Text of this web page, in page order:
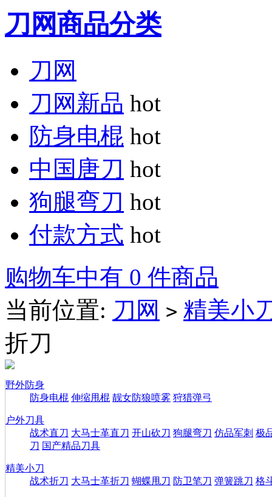
刀网商品分类
刀网
刀网新品 hot
防身电棍 hot
中国唐刀 hot
狗腿弯刀 hot
付款方式 hot
购物车中有 0 件商品
当前位置: 刀网 > 精美小
折刀
野外防身
防身电棍 伸缩甩棍 靓女防狼喷雾 狩猎弹弓
户外刀具
战术直刀 大马士革直刀 开山砍刀 狗腿弯刀 仿品军刺 极
刀 国产精品刀具
精美小刀
战术折刀 大马士革折刀 蝴蝶甩刀 防卫笔刀 弹簧跳刀 格